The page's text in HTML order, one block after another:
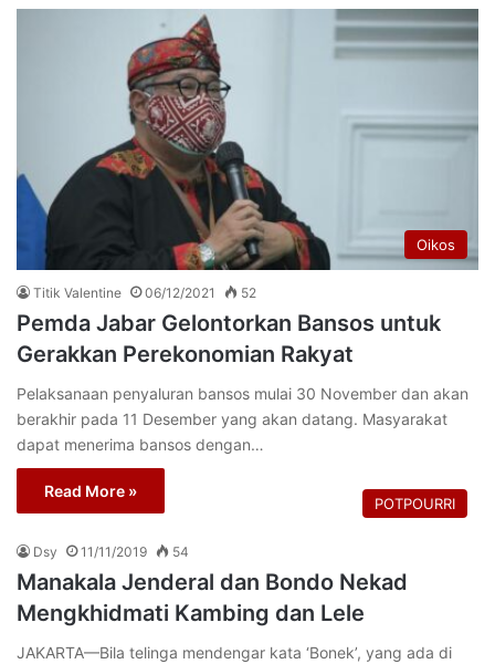
Oikos
Titik Valentine 06/12/2021 52
Pemda Jabar Gelontorkan Bansos untuk
Gerakkan Perekonomian Rakyat
Pelaksanaan penyaluran bansos mulai 30 November dan akan
berakhir pada 11 Desember yang akan datang. Masyarakat
dapat menerima bansos dengan…
Read More »
POTPOURRI
Dsy 11/11/2019 54
Manakala Jenderal dan Bondo Nekad
Mengkhidmati Kambing dan Lele
JAKARTA—Bila telinga mendengar kata ‘Bonek’, yang ada di